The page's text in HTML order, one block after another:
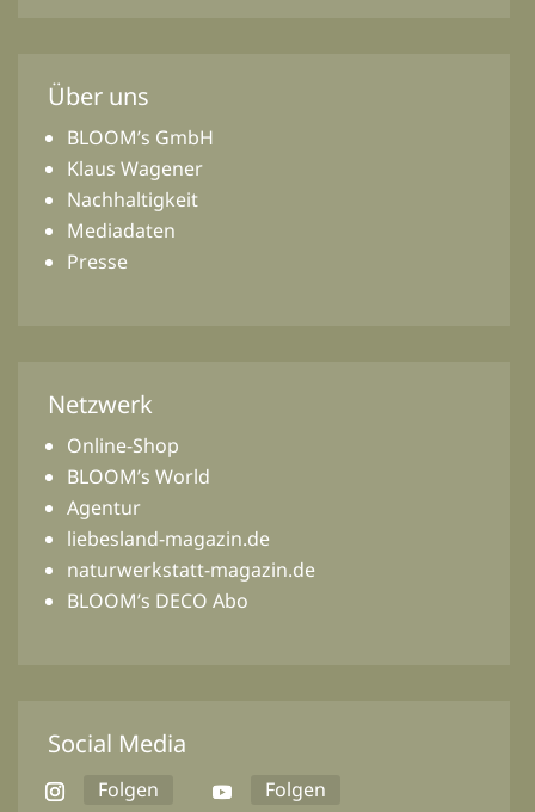
Über uns
BLOOM’s GmbH
Klaus Wagener
Nachhaltigkeit
Mediadaten
Presse
Netzwerk
Online-Shop
BLOOM’s World
Agentur
liebesland-magazin.de
naturwerkstatt-magazin.de
BLOOM’s DECO Abo
Social Media
Folgen
Folgen